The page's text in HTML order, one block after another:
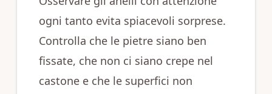
ogni tanto evita spiacevoli sorprese.
Controlla che le pietre siano ben
fissate, che non ci siano crepe nel
castone e che le superfici non